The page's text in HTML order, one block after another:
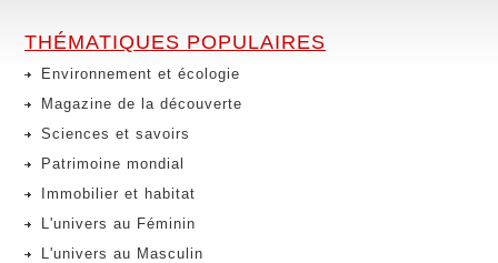
THÉMATIQUES POPULAIRES
Environnement et écologie
Magazine de la découverte
Sciences et savoirs
Patrimoine mondial
Immobilier et habitat
L'univers au Féminin
L'univers au Masculin